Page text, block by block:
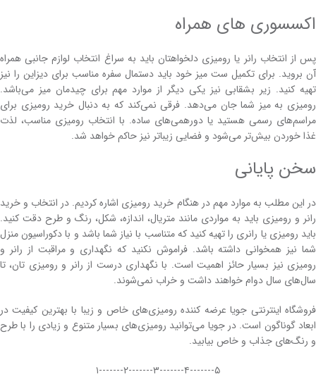
اکسسوری های همراه
پس از انتخاب رانر یا رومیزی دلخواهتان باید به سراغ انتخاب لوازم جانبی همراه
آن بروید. برای تکمیل ست میز خود باید دستمال سفره مناسب برای دیزاین را نیز
تهیه کنید. زیر بشقابی نیز یکی دیگر از موارد مهم برای چیدمان میز می‌باشد.
رومیزی به میز شما جان می‌دهد. فرقی نمی‌کند که به دنبال خرید رومیزی برای
مراسم‌های رسمی هستید یا دورهمی‌های ساده. با انتخاب رومیزی مناسب، لذت
غذا خوردن بیش‌تر می‌شود و فضایی زیباتر نیز حاکم خواهد شد.
سخن پایانی
در این مطلب به موارد مهم در هنگام خرید رومیزی اشاره کردیم. در انتخاب و خرید
رانر و رومیزی باید به مواردی مانند متریال، اندازه، شکل، رنگ و طرح دقت کنید.
باید رومیزی یا رانری را تهیه کنید که متناسب با نیاز شما باشد و با دکوراسیون منزل
شما نیز همخوانی داشته باشد. فراموش نکنید که نگهداری و مراقبت از رانر و
رومیزی نیز بسیار حائز اهمیت است. با نگهداری درست از رانر و رومیزی تان، تا
سال‌های سال دوام خواهند داشت و خراب نمی‌شوند.
فروشگاه اینترنتی جویا عرضه کننده رومیزی‌های خاص و زیبا با بهترین کیفیت در
ابعاد گوناگون است. در جویا می‌توانید رومیزی‌های بسیار متنوع و زیادی را با طرح
و رنگ‌های جذاب و خاص بیابید.
۵-------۴-------۳-------۲-------۱